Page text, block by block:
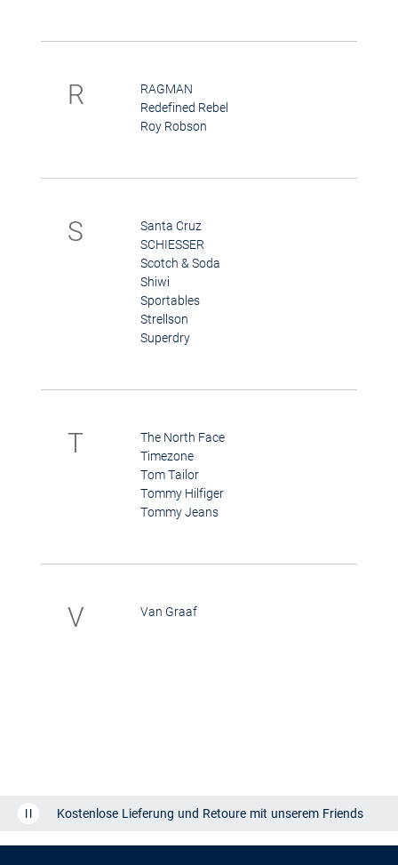
R
RAGMAN
Redefined Rebel
Roy Robson
S
Santa Cruz
SCHIESSER
Scotch & Soda
Shiwi
Sportables
Strellson
Superdry
T
The North Face
Timezone
Tom Tailor
Tommy Hilfiger
Tommy Jeans
V Van Graaf
Kostenlose Lieferung und Retoure mit unserem Friends
CLUB